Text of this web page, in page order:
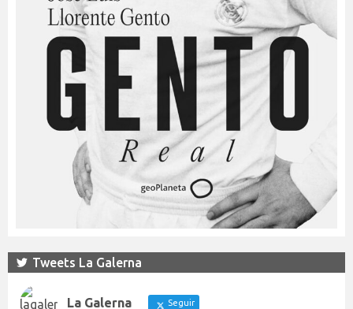
Tweets La Galerna
La Galerna Seguir